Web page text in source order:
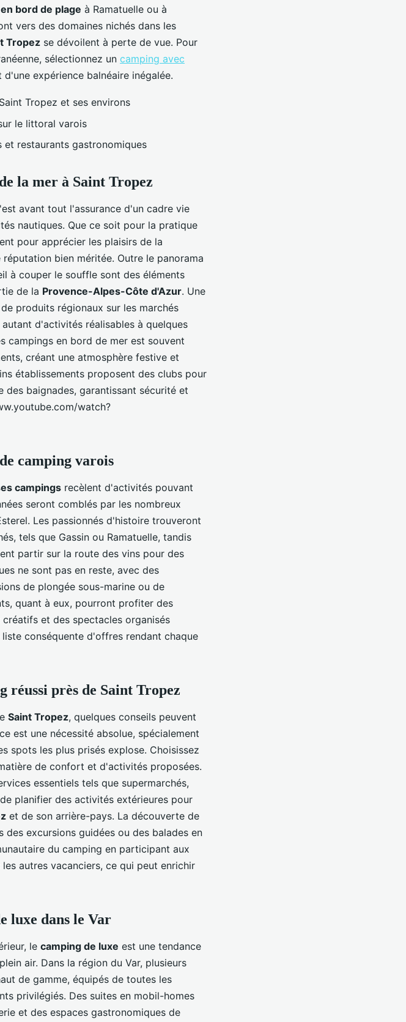
bord de plage à Ramatuelle ou à
vers des domaines nichés dans les
Tropez se dévoilent à perte de vue. Pour
sélectionnez un camping avec
expérience balnéaire inégalée.
Tropez et ses environs
le littoral varois
et restaurants gastronomiques
la mer à Saint Tropez
avant tout l'assurance d'un cadre vie
nautiques. Que ce soit pour la pratique
pour apprécier les plaisirs de la
réputation bien méritée. Outre le panorama
à couper le souffle sont des éléments
de la Provence-Alpes-Côte d'Azur. Une
produits régionaux sur les marchés
d'activités réalisables à quelques
campings en bord de mer est souvent
créant une atmosphère festive et
établissements proposent des clubs pour
des baignades, garantissant sécurité et
watch?
camping varois
campings recèlent d'activités pouvant
seront comblés par les nombreux
Les passionnés d'histoire trouveront
tels que Gassin ou Ramatuelle, tandis
partir sur la route des vins pour des
ne sont pas en reste, avec des
de plongée sous-marine ou de
quant à eux, pourront profiter des
et des spectacles organisés
conséquente d'offres rendant chaque
réussi près de Saint Tropez
Saint Tropez, quelques conseils peuvent
est une nécessité absolue, spécialement
spots les plus prisés explose. Choisissez
de confort et d'activités proposées.
essentiels tels que supermarchés,
planifier des activités extérieures pour
et de son arrière-pays. La découverte de
excursions guidées ou des balades en
du camping en participant aux
autres vacanciers, ce qui peut enrichir
luxe dans le Var
le camping de luxe est une tendance
air. Dans la région du Var, plusieurs
de gamme, équipés de toutes les
privilégiés. Des suites en mobil-homes
et des espaces gastronomiques de